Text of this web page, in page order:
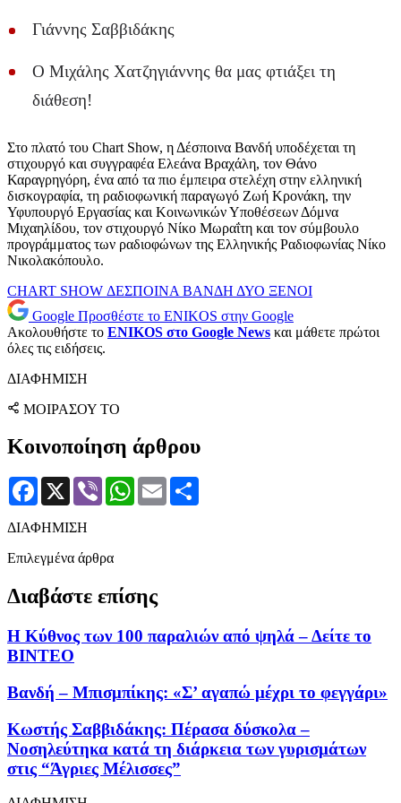
Γιάννης Σαββιδάκης
O Μιχάλης Χατζηγιάννης θα μας φτιάξει τη
διάθεση!
Στο πλατό του Chart Show, η Δέσποινα Βανδή υποδέχεται τη
στιχουργό και συγγραφέα Ελεάνα Βραχάλη, τον Θάνο
Καραγρηγόρη, ένα από τα πιο έμπειρα στελέχη στην ελληνική
δισκογραφία, τη ραδιοφωνική παραγωγό Ζωή Κρονάκη, την
Υφυπουργό Εργασίας και Κοινωνικών Υποθέσεων Δόμνα
Μιχαηλίδου, τον στιχουργό Νίκο Μωραΐτη και τον σύμβουλο
προγράμματος των ραδιοφώνων της Ελληνικής Ραδιοφωνίας Νίκο
Νικολακόπουλο.
CHART SHOW ΔΕΣΠΟΙΝΑ ΒΑΝΔΗ ΔΥΟ ΞΕΝΟΙ
Google Προσθέστε το ENIKOS στην Google
Ακολουθήστε το ENIKOS στο Google News και μάθετε πρώτοι
όλες τις ειδήσεις.
ΔΙΑΦΗΜΙΣΗ
ΜΟΙΡΑΣΟΥ ΤΟ
Κοινοποίηση άρθρου
Facebook
X Viber WhatsApp
Email
ΔΙΑΦΗΜΙΣΗ
Επιλεγμένα άρθρα
Διαβάστε επίσης
Η Κύθνος των 100 παραλιών από ψηλά – Δείτε το
ΒΙΝΤΕΟ
Βανδή – Μπισμπίκης: «Σ’ αγαπώ μέχρι το φεγγάρι»
Κωστής Σαββιδάκης: Πέρασα δύσκολα –
Νοσηλεύτηκα κατά τη διάρκεια των γυρισμάτων
στις “Άγριες Μέλισσες”